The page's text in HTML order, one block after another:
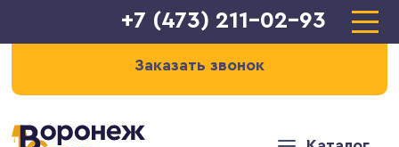
+7 (473) 211-02-93
Заказать звонок